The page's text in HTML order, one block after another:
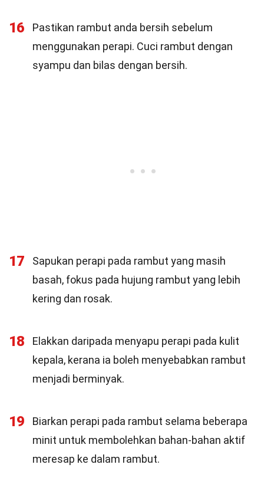
16
Pastikan rambut anda bersih sebelum
menggunakan perapi. Cuci rambut dengan
syampu dan bilas dengan bersih.
17
Sapukan perapi pada rambut yang masih
basah, fokus pada hujung rambut yang lebih
kering dan rosak.
18
Elakkan daripada menyapu perapi pada kulit
kepala, kerana ia boleh menyebabkan rambut
menjadi berminyak.
19
Biarkan perapi pada rambut selama beberapa
minit untuk membolehkan bahan-bahan aktif
meresap ke dalam rambut.